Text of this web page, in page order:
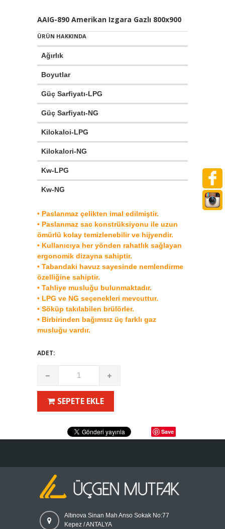
AAIG-890 Amerikan Izgara Gazlı 800x900
ÜRÜN HAKKINDA
Ağırlık
Boyutlar
Güç Sarfiyatı-LPG
Güç Sarfiyatı-NG
Kilokaloi-LPG
Kilokalori-NG
Kw-LPG 21
Kw-NG 22
• Paslanmaz çelikten imal edilmiştir.
• Paslanmaz sac konstrüksiyonu ile uzun
ömürlü kolay temizlenebilir ve hijyendir.
• Kullanıcıya her yönden rahatlık sağlayan
ergonomik dizayna sahiptir.
• Tabandaki havuz sayesinde nemlendirme
özelliğine sahiptir.
• Tahliye musluğu bulunmaktadır.
• LPG ve NG seçenekleri mevcuttur.
• Söküp takılabilen brülörler.
• Birbirinden bağımsız üç farklı gaz
musluğu vardır.
ADET:
SEPETE EKLE
Save
Altınova Sinan Mah Anso Sokak No:77
Kepez / ANTALYA